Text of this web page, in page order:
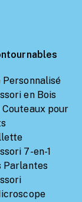
Personnalisé
en Bois
Couteaux pour
7-en-1
Parlantes